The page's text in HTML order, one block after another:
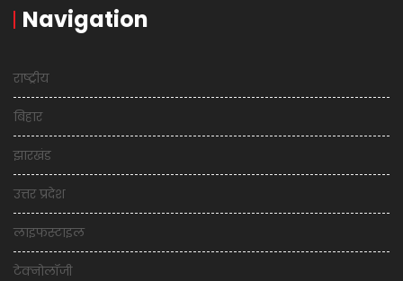
Navigation
राष्ट्रीय
बिहार
झारखंड
उत्तर प्रदेश
लाइफस्टाइल
टेक्नोलॉजी